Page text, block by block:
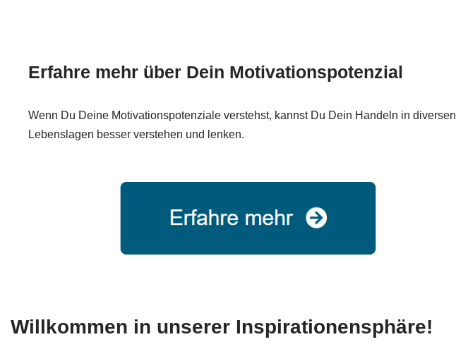
Erfahre mehr über Dein Motivationspotenzial
Wenn Du Deine Motivationspotenziale verstehst, kannst Du Dein Handeln in diversen
Lebenslagen besser verstehen und lenken.
Willkommen in unserer Inspirationensphäre!